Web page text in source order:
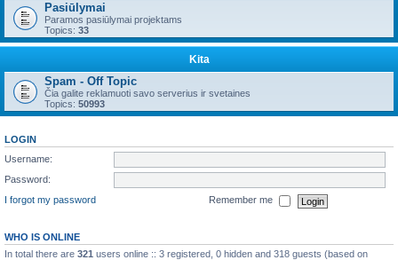
Pasiūlymai
Paramos pasiūlymai projektams
Topics: 33
Kita
Spam - Off Topic
Čia galite reklamuoti savo serverius ir svetaines
Topics: 50993
LOGIN
Username:
Password:
I forgot my password
Remember me
WHO IS ONLINE
In total there are 321 users online :: 3 registered, 0 hidden and 318 guests (based on